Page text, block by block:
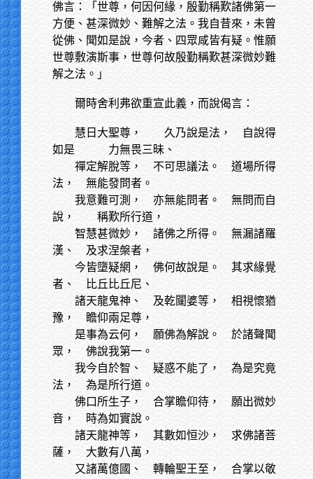
佛言：「世尊，何因何緣，殷勤稱歎諸佛第一
方便、甚深微妙、難解之法。我自昔來，未曾
從佛、聞如是說，今者、四眾咸皆有疑。惟願
世尊敷演斯事，世尊何故殷勤稱歎甚深微妙難
解之法。」
爾時舍利弗欲重宣此義，而說偈言：
慧日大聖尊， 久乃說是法，
自說得
如是 力無畏三昧、
禪定解脫等，
不可思議法。 道場所得
法， 無能發問者。
我意難可測，
亦無能問者。 無問而自
說， 稱歎所行道，
智慧甚微妙，
諸佛之所得。 無漏諸羅
漢、 及求涅槃者，
今皆墮疑網，
佛何故說是。 其求緣覺
者、 比丘比丘尼、
諸天龍鬼神、
及乾闥婆等， 相視懷猶
豫， 瞻仰兩足尊，
是事為云何，
願佛為解說。 於諸聲聞
眾， 佛說我第一。
我今自於智、
疑惑不能了， 為是究竟
法， 為是所行道。
佛口所生子，
合掌瞻仰待， 願出微妙
音， 時為如實說。
諸天龍神等，
其數如恒沙， 求佛諸菩
薩， 大數有八萬，
又諸萬億國、
轉輪聖王至， 合掌以敬